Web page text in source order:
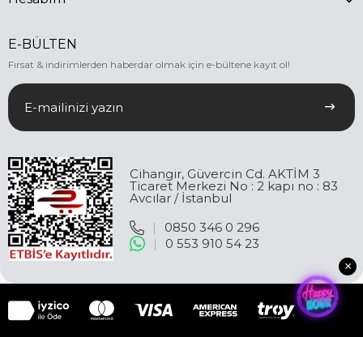
×
E-BÜLTEN
Fırsat & indirimlerden haberdar olmak için e-bültene kayıt ol!
Cihangir, Güvercin Cd. AKTİM 3
Ticaret Merkezi No : 2 kapı no : 83
Avcılar / İstanbul
|
0850 346 0 296
|
0 553 910 54 23